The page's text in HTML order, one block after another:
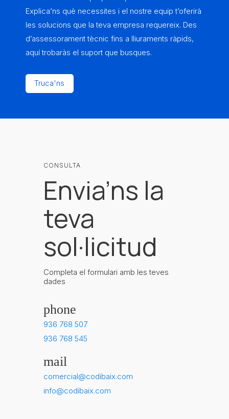
Explica’ns què necessites i el nostre equip t’oferirà
les solucions que la teva empresa requereix. Des
d’assessorament tècnic fins a lliuraments ràpids,
aquí trobaràs el suport que busques.
Truca'ns
CONSULTA
Envia’ns la
teva
sol·licitud
Completa el formulari amb les teves
dades
phone
936 768 507
936 768 545
mail
comercial@codibaix.com
info@codibaix.com